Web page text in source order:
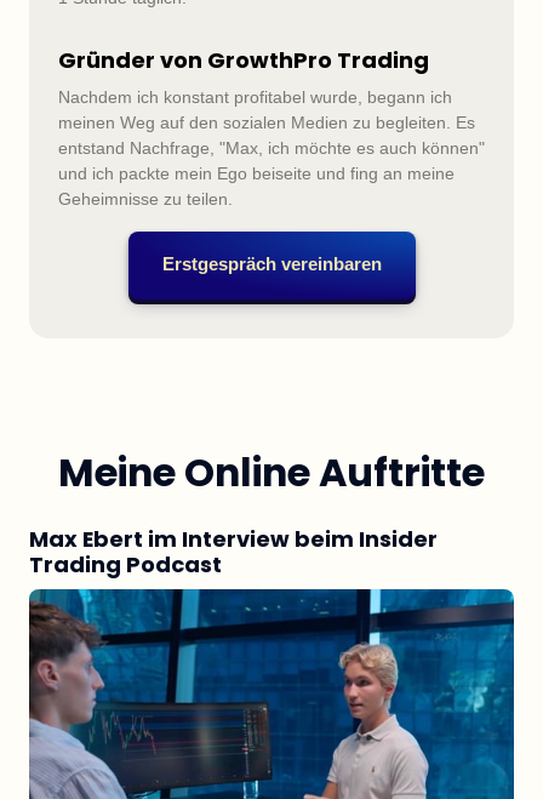
Gründer von GrowthPro Trading
Nachdem ich konstant profitabel wurde, begann ich
meinen Weg auf den sozialen Medien zu begleiten. Es
entstand Nachfrage, "Max, ich möchte es auch können"
und ich packte mein Ego beiseite und fing an meine
Geheimnisse zu teilen.
Erstgespräch vereinbaren
Meine Online Auftritte
Max Ebert im Interview beim Insider
Trading Podcast